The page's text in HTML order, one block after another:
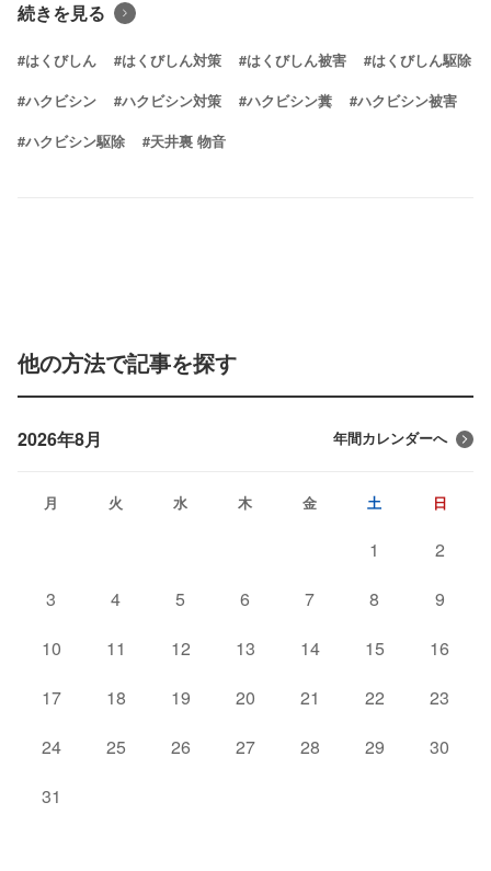
続きを見る
#はくびしん #はくびしん対策 #はくびしん被害 #はくびしん駆除
#ハクビシン #ハクビシン対策 #ハクビシン糞 #ハクビシン被害
#ハクビシン駆除 #天井裏 物音
他の方法で記事を探す
2026年8月 年間カレンダーへ
月 火 水 木 金 土 日
1
2
3
4 5 6 7 8
9
10
11 12 13 14 15
16
17
18 19 20 21 22
23
24
25 26 27 28 29
30
31